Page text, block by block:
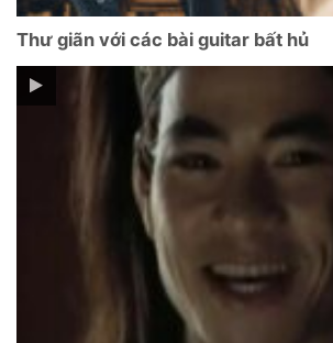
Thư giãn với các bài guitar bất hủ